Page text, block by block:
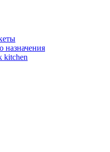
назначения
kitchen